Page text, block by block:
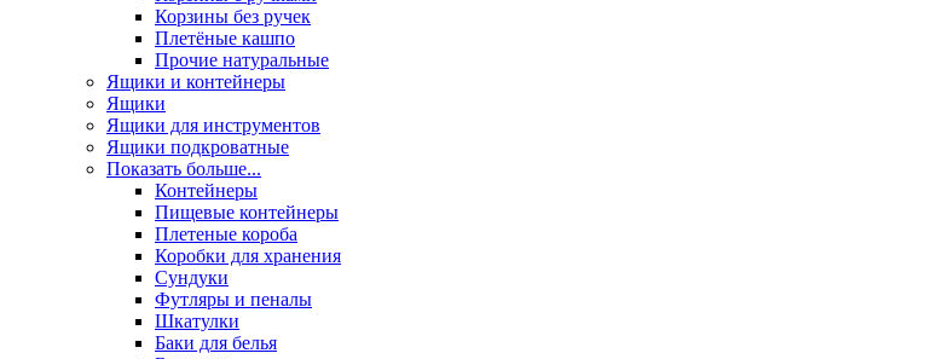
Корзины без ручек
Плетёные кашпо
Прочие натуральные
Ящики и контейнеры
Ящики
Ящики для инструментов
Ящики подкроватные
Показать больше...
Контейнеры
Пищевые контейнеры
Плетеные короба
Коробки для хранения
Сундуки
Футляры и пеналы
Шкатулки
Баки для белья